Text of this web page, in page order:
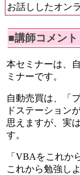
お話ししたオン
■講師コメント
本セミナーは、
ミナーです。
自動売買は、「
ドステーション
思えますが、実
す。
「VBAをこれか
これから勉強し